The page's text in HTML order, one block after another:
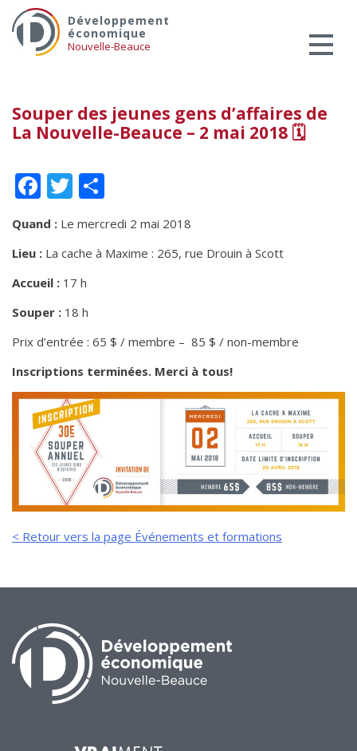
Services aux entreprises
Pro Bono
Services-conseils – démarrage
ACCOMPAGNEMENT RH
Zones et parcs industriels
de solidarité
Futurpreneur
Toile entrepreneuriale Nouvelle-
Événements et formations
Documentation
content
Développement
économique
Nouvelle-Beauce
Souper des jeunes gens d’affaires de
La Nouvelle-Beauce – 2 mai 2018 🗓
Facebook
Twitter
Quand : Le mercredi 2 mai 2018
Lieu : La cache à Maxime : 265, rue Drouin à Scott
Accueil : 17 h
Souper : 18 h
Prix d’entrée : 65 $ / membre – 85 $ / non-membre
Inscriptions terminées. Merci à tous!
< Retour vers la page Événements et formations